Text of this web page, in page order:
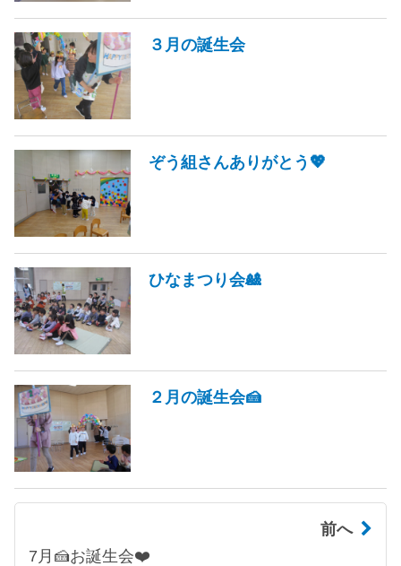
３月の誕生会
ぞう組さんありがとう💖
ひなまつり会🎎
２月の誕生会🍰
前へ
7月🍰お誕生会❤️